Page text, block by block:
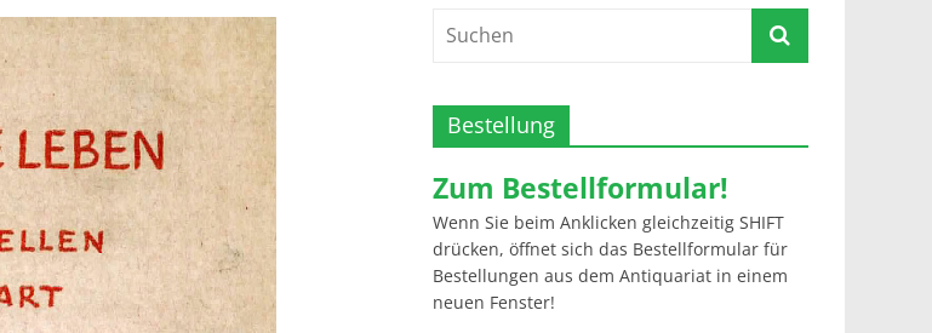
Bestellung
Zum Bestellformular!
Wenn Sie beim Anklicken gleichzeitig SHIFT
drücken, öffnet sich das Bestellformular für
Bestellungen aus dem Antiquariat in einem
neuen Fenster!